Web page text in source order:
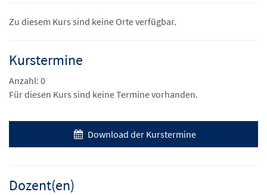
Zu diesem Kurs sind keine Orte verfügbar.
Kurstermine
Anzahl: 0
Für diesen Kurs sind keine Termine vorhanden.
Download der Kurstermine
Dozent(en)